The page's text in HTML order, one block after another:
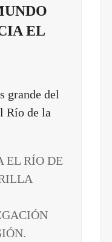
EL
EL RÍO DE